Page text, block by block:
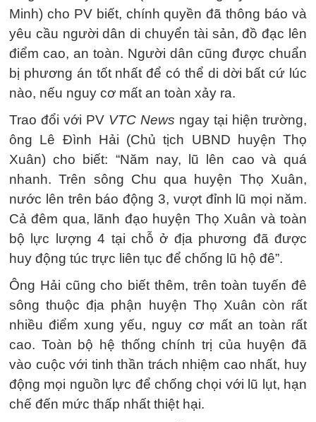
Minh) cho PV biết, chính quyền đã thông báo và
yêu cầu người dân di chuyển tài sản, đồ đạc lên
điểm cao, an toàn. Người dân cũng được chuẩn
bị phương án tốt nhất để có thể di dời bất cứ lúc
nào, nếu nguy cơ mất an toàn xảy ra.
Trao đổi với PV VTC News ngay tại hiện trường,
ông Lê Đình Hải (Chủ tịch UBND huyện Thọ
Xuân) cho biết: “Năm nay, lũ lên cao và quá
nhanh. Trên sông Chu qua huyện Thọ Xuân,
nước lên trên báo động 3, vượt đỉnh lũ mọi năm.
Cả đêm qua, lãnh đạo huyện Thọ Xuân và toàn
bộ lực lượng 4 tại chỗ ở địa phương đã được
huy động túc trực liên tục để chống lũ hộ đê”.
Ông Hải cũng cho biết thêm, trên toàn tuyến đê
sông thuộc địa phận huyện Thọ Xuân còn rất
nhiều điểm xung yếu, nguy cơ mất an toàn rất
cao. Toàn bộ hệ thống chính trị của huyện đã
vào cuộc với tinh thần trách nhiệm cao nhất, huy
động mọi nguồn lực để chống chọi với lũ lụt, hạn
chế đến mức thấp nhất thiệt hại.